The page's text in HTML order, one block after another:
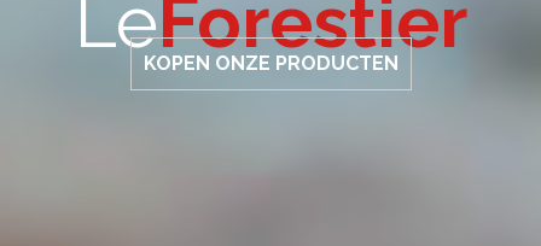
LeForestier
KOPEN ONZE PRODUCTEN